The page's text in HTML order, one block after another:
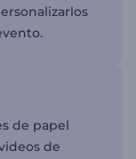
de papel
de